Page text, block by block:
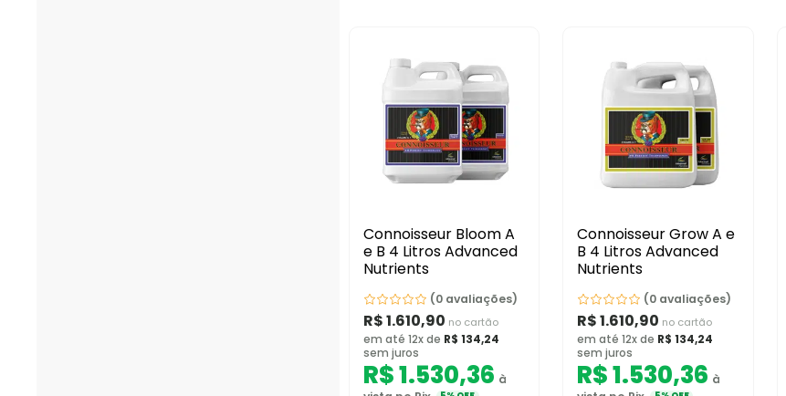
Connoisseur Bloom A
e B 4 Litros Advanced
Nutrients
(0 avaliações)
R$1.610,90 no cartão
em até 12x de R$ 134,24
sem juros
R$1.530,36 à
Connoisseur Grow A e
B 4 Litros Advanced
Nutrients
(0 avaliações)
R$1.610,90 no cartão
em até 12x de R$ 134,24
sem juros
R$1.530,36 à